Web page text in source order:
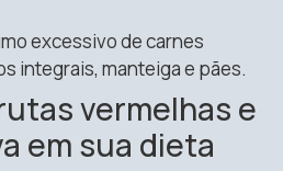
excessivo de carnes
integrais, manteiga e pães.
vermelhas e
em sua dieta